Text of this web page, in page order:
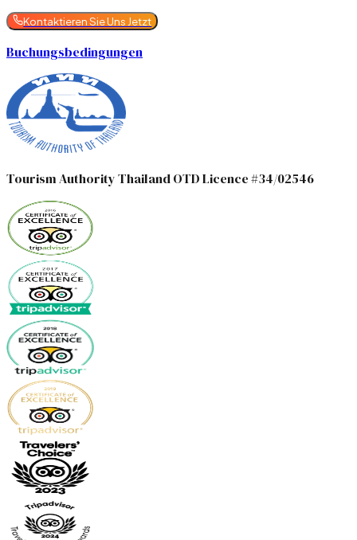
Kontaktieren Sie Uns Jetzt
Buchungsbedingungen
Tourism Authority Thailand OTD Licence #34/02546